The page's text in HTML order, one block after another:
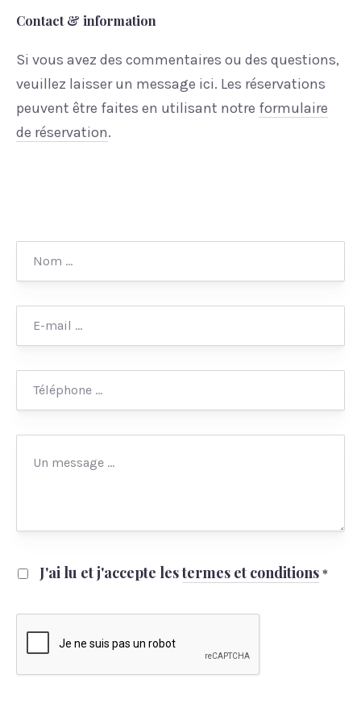
Contact & information
Si vous avez des commentaires ou des questions,
veuillez laisser un message ici. Les réservations
peuvent être faites en utilisant notre formulaire
de réservation.
Nom
*
mail
*
Téléphone
J'ai lu et j'accepte lestermes et conditions *